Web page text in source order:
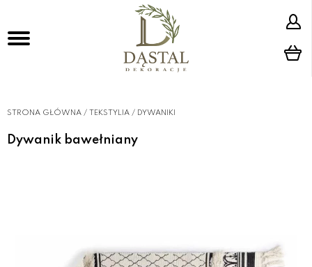
STRONA GŁÓWNA / TEKSTYLIA / DYWANIKI
Dywanik bawełniany